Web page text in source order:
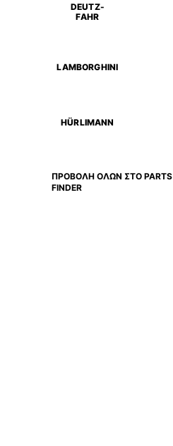
DEUTZ-
FAHR
LAMBORGHINI
HÜRLIMANN
ΠΡΟΒΟΛΗ ΟΛΩΝ ΣΤΟ PARTS
FINDER